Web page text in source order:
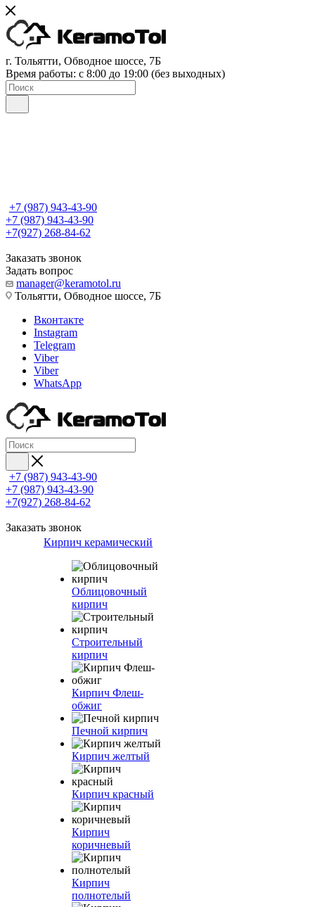
г. Тольятти, Обводное шоссе, 7Б
Время работы: c 8:00 до 19:00 (без выходных)
+7 (987) 943-43-90
+7 (987) 943-43-90
+7(927) 268-84-62
Заказать звонок
Задать вопрос
manager@keramotol.ru
Тольятти, Обводное шоссе, 7Б
Вконтакте
Instagram
Telegram
Viber
Viber
WhatsApp
+7 (987) 943-43-90
+7 (987) 943-43-90
+7(927) 268-84-62
Заказать звонок
Кирпич керамический
Облицовочный
кирпич
Строительный
кирпич
Кирпич Флеш-
обжиг
Печной кирпич
Кирпич желтый
Кирпич красный
Кирпич
коричневый
Кирпич
полнотелый